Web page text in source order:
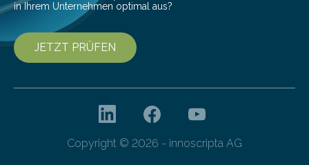
in Ihrem Unternehmen optimal aus?
JETZT PRÜFEN
Copyright © 2026 - innoscripta AG